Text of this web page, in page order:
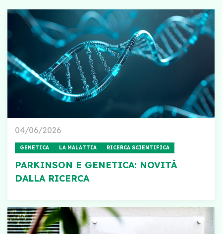
04/06/2026
GENETICA LA MALATTIA RICERCA SCIENTIFICA
PARKINSON E GENETICA: NOVITÀ
DALLA RICERCA